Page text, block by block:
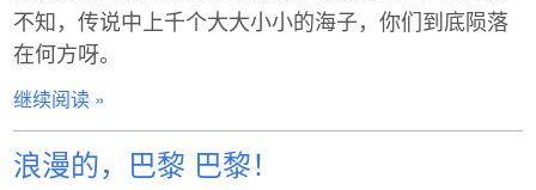
不知，传说中上千个大大小小的海子，你们到底陨落
在何方呀。
继续阅读 »
浪漫的，巴黎 巴黎！